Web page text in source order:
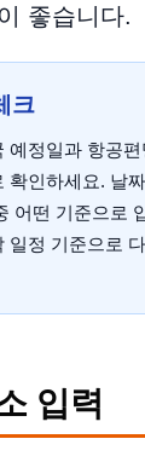
좋습니다.
크
예정일과 항공
확인하세요. 날
어떤 기준으로
일정 기준으로
입력